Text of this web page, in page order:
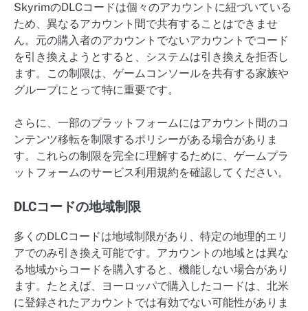
SkyrimのDLCコードは個々のアカウントに紐づいている
ため、異なるアカウント間で共有することはできませ
ん。元の購入者のアカウントでないアカウントでコード
を引き換えようとすると、システムは引き換えを拒否し
ます。この制限は、ゲームコンソールを共有する家族や
グループにとって特に重要です。
さらに、一部のプラットフォームにはアカウント間のコ
ンテンツ移転を制限するポリシーがある場合がありま
す。これらの制限を完全に理解するために、ゲームプラ
ットフォームのサービス利用規約を確認してください。
DLCコードの地域制限
多くのDLCコードは地域制限があり、特定の地理的エリ
アでのみ引き換え可能です。アカウントの地域とは異な
る地域からコードを購入すると、機能しない場合があり
ます。たとえば、ヨーロッパで購入したコードは、北米
に登録されたアカウントでは有効でない可能性がありま